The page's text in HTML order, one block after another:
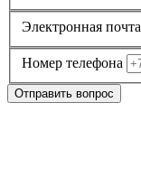
Электронная почта
Номер телефона
Отправить вопрос